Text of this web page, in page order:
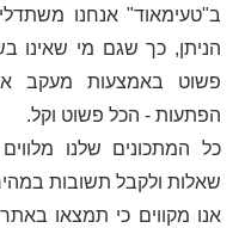
ב"טעימאוד" אנחנו
הניתן, כך שגם מי שאינו
פשוט באמצעות מעקב
הפתעות - הכל פשוט וקל.
כל המתכונים שלנו
שאלות ולקבל תשובות
אנו מקווים כי תמצאו